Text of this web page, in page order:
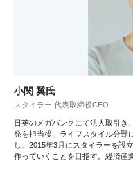
小関 翼氏
スタイラー 代表取締役CEO
日英のメガバンクにて法人取引き
発を担当後、ライフスタイル分野
し、2015年3月にスタイラーを設
作っていくことを目指す。経済産